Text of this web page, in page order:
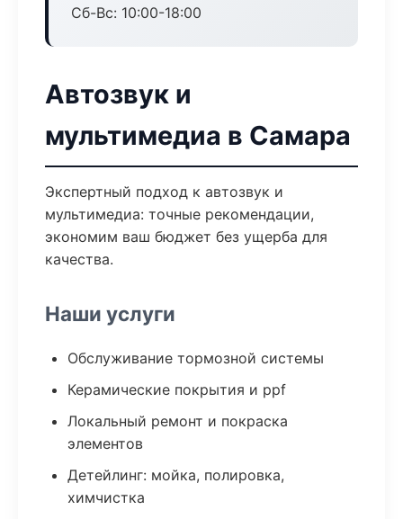
Сб-Вс: 10:00-18:00
Автозвук и
мультимедиа в Самара
Экспертный подход к автозвук и
мультимедиа: точные рекомендации,
экономим ваш бюджет без ущерба для
качества.
Наши услуги
Обслуживание тормозной системы
Керамические покрытия и ppf
Локальный ремонт и покраска
элементов
Детейлинг: мойка, полировка,
химчистка